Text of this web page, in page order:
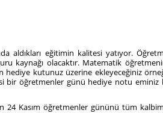
aldıkları eğitimin kalitesi yatıyor.
kaynağı olacaktır. Matematik
kutunuz üzerine ekleyeceğiniz
bir öğretmenler günü hediye notu
24 Kasım öğretmenler gününü tüm